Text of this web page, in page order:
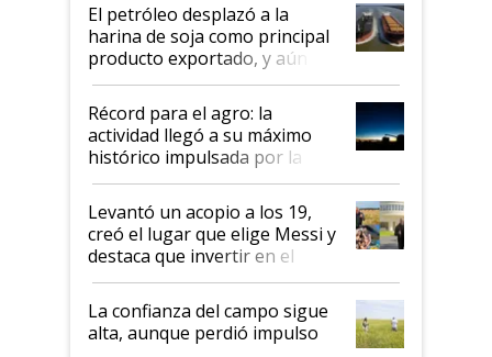
El petróleo desplazó a la
harina de soja como principal
producto exportado, y aún así
el agro aportó casi seis de cada
diez dólares y sostuvo el
liderazgo en un semestre
récord
Récord para el agro: la
actividad llegó a su máximo
histórico impulsada por la
cosecha y las exportaciones
Levantó un acopio a los 19,
creó el lugar que elige Messi y
destaca que invertir en el
kirchnerismo era como "darle
plata a un hijo para droga":
Juan Félix Rossetti, el libertario
que de una dura crisis salió
La confianza del campo sigue
alta, aunque perdió impulso